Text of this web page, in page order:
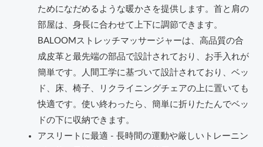
ためになだめるような暖かさを提供します。首と肩の
部屋は、身長に合わせて上下に調節できます。
BALOOMストレッチマッサージャーは、高品質の合
成皮革と最先端の部品で設計されており、お手入れが
簡単です。人間工学に基づいて設計されており、ベッ
ド、床、椅子、リクライニングチェアの上に置いても
快適です。使い終わったら、簡単に折りたたんでベッ
ドの下に収納できます。
アスリートに最適 - 長時間の運動や厳しいトレーニン